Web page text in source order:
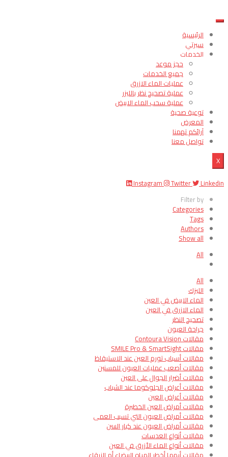
الرئيسية
سيرتي
الخدمات
حجز موعد
جميع الخدمات
عمليات الماء الازرق
عملية تصحيح نظر بالليزر
عملية سحب الماء الابيض
توعية صحية
المعرض
آرائكم تهمنا
تواصل معنا
X
Instagram Twitter
Linkedin
Filter by
Categories
Tags
Authors
Show all
All
All
الليزك
الماء الابيض في العين
الماء الازرق في العين
تصحيح النظر
جراحة العيون
مقالات Contoura Vision
مقالات SMILE Pro & SmartSight
مقالات أسباب تورم العين عند الاستيقاظ
مقالات أصعب عمليات العيون للمسنين
مقالات أضرار الجوال على العين
مقالات أعراض الجلوكوما عند الشباب
مقالات أعراض العين
مقالات أمراض العين الخطيرة
مقالات أمراض العيون التي تسبب العمى
مقالات أمراض العيون عند كبار السن
مقالات أنواع العدسات
مقالات أنواع الماء الأزرق في العين